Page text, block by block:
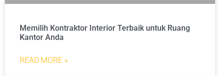
Memilih Kontraktor Interior Terbaik untuk Ruang
Kantor Anda
READ MORE »